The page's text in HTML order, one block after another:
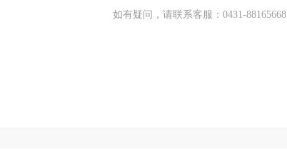
如有疑问，请联系客服：0431-88165668